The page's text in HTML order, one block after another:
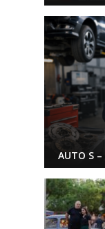
AUTO S –